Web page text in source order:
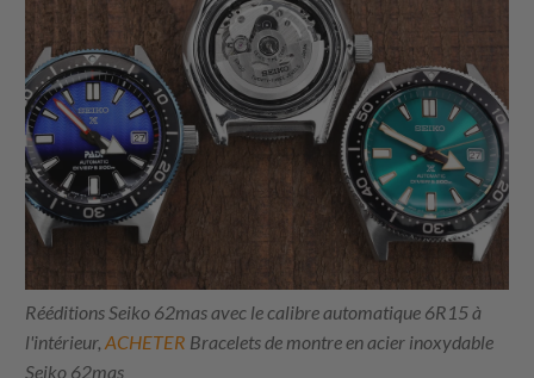
Rééditions Seiko 62mas avec le calibre automatique 6R15 à
l'intérieur,ACHETER Bracelets de montre en acier inoxydable
Seiko 62mas